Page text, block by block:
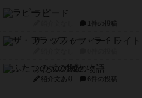
ラピード
1件の投稿
ザ・フラッフィー・ライト
ふたつの城の物語
紹介文あり 6件の投稿